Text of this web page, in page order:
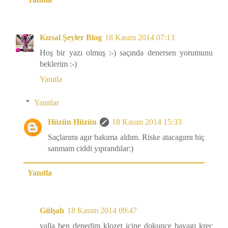
Kızsal Şeyler Blog 18 Kasım 2014 07:13
Hoş bir yazı olmuş :-) saçında denersen yorumunu
beklerim :-)
Yanıtla
Yanıtlar
Hüzün Hüzün
18 Kasım 2014 15:33
Saçlarımı agır bakıma aldım. Riske atacagımı hiç
sanmam ciddi yıprandılar:)
Yanıtla
Gülşah 18 Kasım 2014 09:47
valla ben denedim klozet icine dokunce bayagı krec